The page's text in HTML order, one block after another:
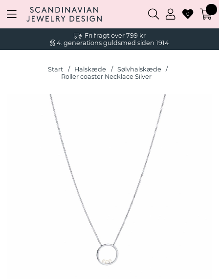
Fri fragt over 799 kr
4. generations guldsmed siden 1914
0
Start Halskæde
Sølvhalskæde
Roller coaster Necklace Silver